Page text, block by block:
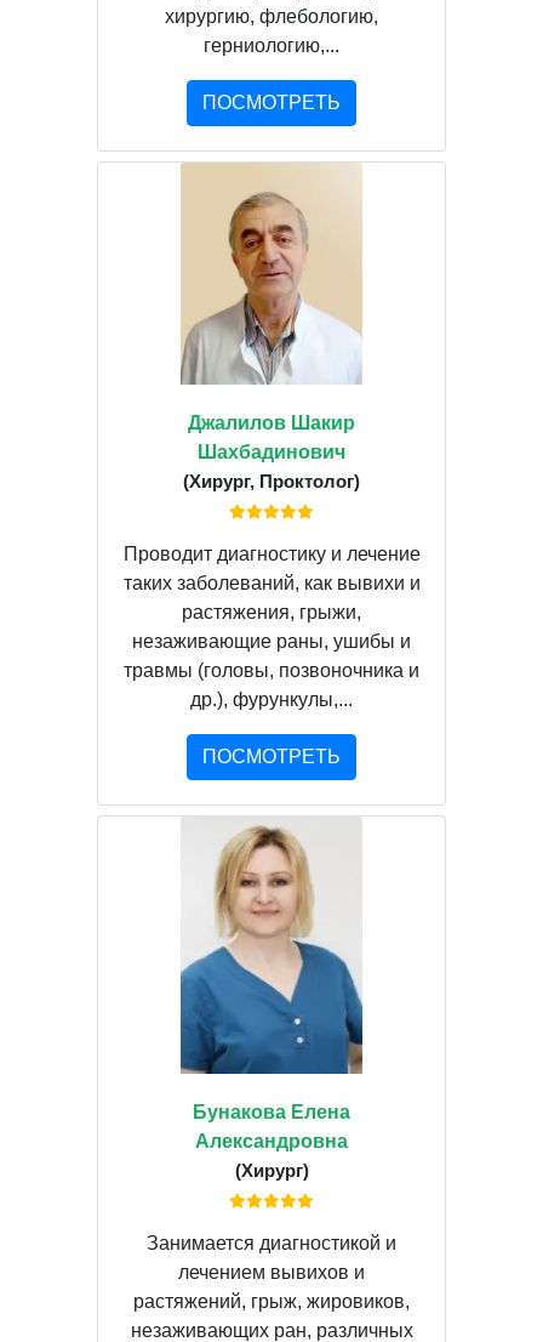
хирургию, флебологию,
герниологию,...
ПОСМОТРЕТЬ
Джалилов Шакир
Шахбадинович
(Хирург, Проктолог)
Проводит диагностику и лечение
таких заболеваний, как вывихи и
растяжения, грыжи,
незаживающие раны, ушибы и
травмы (головы, позвоночника и
др.), фурункулы,...
ПОСМОТРЕТЬ
Бунакова Елена
Александровна
(Хирург)
Занимается диагностикой и
лечением вывихов и
растяжений, грыж, жировиков,
незаживающих ран, различных